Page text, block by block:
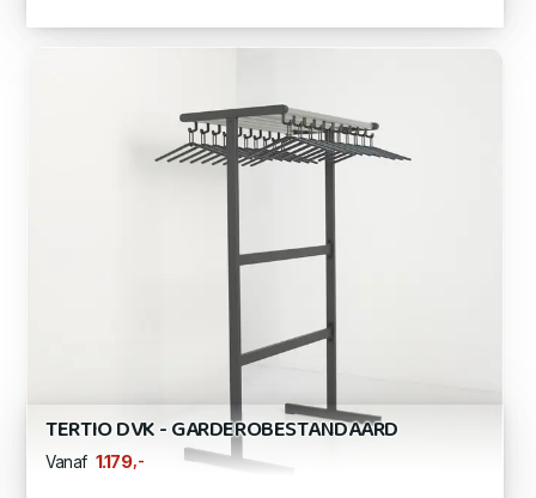
TERTIO DVK - GARDEROBESTANDAARD
Vanaf 1.179 ,-